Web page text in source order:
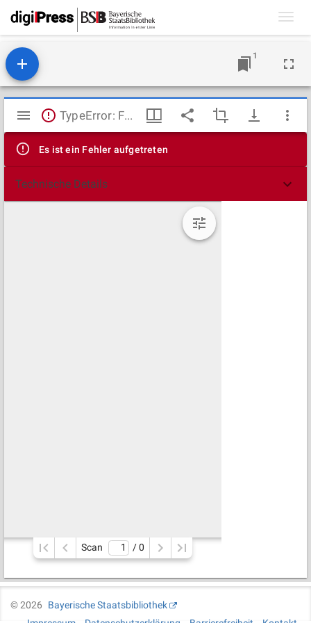
1
Mirador
Viewer
TypeError: Failed to fetch
Es ist ein Fehler aufgetreten
Technische Details
Scan / 0
©2026
Bayerische Staatsbibliothek